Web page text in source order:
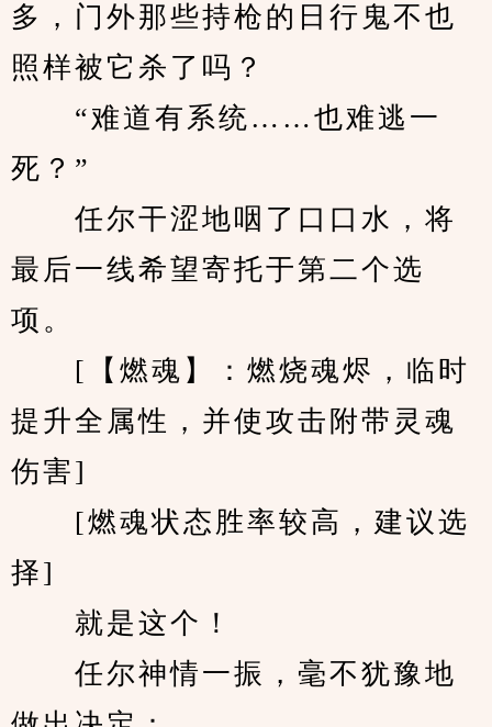
多，门外那些持枪的日行鬼不也
照样被它杀了吗？
“难道有系统……也难逃一
死？”
任尔干涩地咽了口口水，将
最后一线希望寄托于第二个选
项。
[【燃魂】：燃烧魂烬，临时
提升全属性，并使攻击附带灵魂
伤害]
[燃魂状态胜率较高，建议选
择]
就是这个！
任尔神情一振，毫不犹豫地